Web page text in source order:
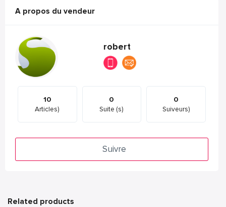
A propos du vendeur
robert
10
Articles)
0
Suite (s)
0
Suiveurs)
Suivre
Related products